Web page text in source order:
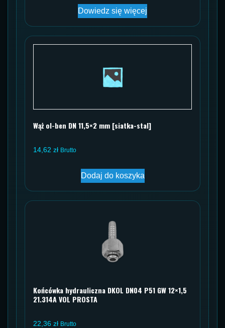
Dowiedz się więcej
Wąż ol-ben DN 11,5×2 mm [siatka-stal]
14,62 zł Brutto
Dodaj do koszyka
Końcówka hydrauliczna DKOL DN04 P51 GW 12×1,5
21.314A VOL PROSTA
22,36 zł Brutto